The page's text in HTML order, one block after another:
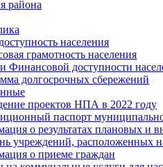
района
населения
грамотность населения
Финансовой доступности
долгосрочных сбережений
проектов НПА в 2022 году
паспорт
о результатах плановых и
учреждений, расположенных
о приеме граждан